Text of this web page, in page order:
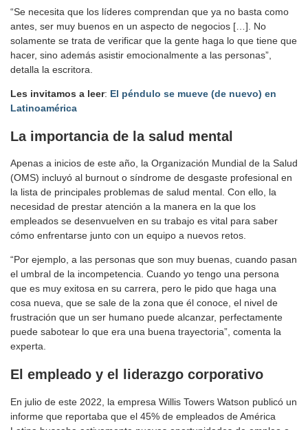
“Se necesita que los líderes comprendan que ya no basta como
antes, ser muy buenos en un aspecto de negocios […]. No
solamente se trata de verificar que la gente haga lo que tiene que
hacer, sino además asistir emocionalmente a las personas”,
detalla la escritora.
Les invitamos a leer: El péndulo se mueve (de nuevo) en
Latinoamérica
La importancia de la salud mental
Apenas a inicios de este año, la Organización Mundial de la Salud
(OMS) incluyó al burnout o síndrome de desgaste profesional en
la lista de principales problemas de salud mental. Con ello, la
necesidad de prestar atención a la manera en la que los
empleados se desenvuelven en su trabajo es vital para saber
cómo enfrentarse junto con un equipo a nuevos retos.
“Por ejemplo, a las personas que son muy buenas, cuando pasan
el umbral de la incompetencia. Cuando yo tengo una persona
que es muy exitosa en su carrera, pero le pido que haga una
cosa nueva, que se sale de la zona que él conoce, el nivel de
frustración que un ser humano puede alcanzar, perfectamente
puede sabotear lo que era una buena trayectoria”, comenta la
experta.
El empleado y el liderazgo corporativo
En julio de este 2022, la empresa Willis Towers Watson publicó un
informe que reportaba que el 45% de empleados de América